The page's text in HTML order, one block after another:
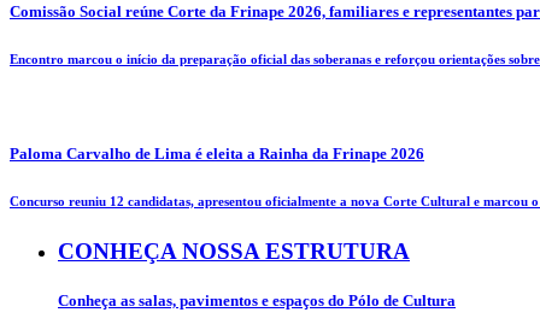
Comissão Social reúne Corte da Frinape 2026, familiares e representantes
Encontro marcou o início da preparação oficial das soberanas e reforçou orientações
Paloma Carvalho de Lima é eleita a Rainha da Frinape 2026
Concurso reuniu 12 candidatas, apresentou oficialmente a nova Corte Cultural e marcou
CONHEÇA NOSSA ESTRUTURA
Conheça as salas, pavimentos e espaços do Pólo de Cultura